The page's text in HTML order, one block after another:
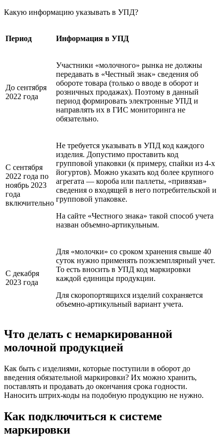
Какую информацию указывать в УПД?
Период Информация в УПД
До сентября
2022 года
Участники «молочного» рынка не должны
передавать в «Честный знак» сведения об
обороте товара (только о вводе в оборот и
розничных продажах). Поэтому в данный
период формировать электронные УПД и
направлять их в ГИС мониторинга не
обязательно.
С сентября
2022 года по
ноябрь 2023
года
включительно
Не требуется указывать в УПД код каждого
изделия. Допустимо проставить код
групповой упаковки (к примеру, спайки из 4-х
йогуртов). Можно указать код более крупного
агрегата — короба или паллеты, «привязав»
сведения о входящей в него потребительской и
групповой упаковке.
На сайте «Честного знака» такой способ учета
назван объемно-артикульным.
С декабря
2023 года
Для «молочки» со сроком хранения свыше 40
суток нужно применять поэкземплярный учет.
То есть вносить в УПД код маркировки
каждой единицы продукции.
Для скоропортящихся изделий сохраняется
объемно-артикульный вариант учета.
Что делать с немаркированной
молочной продукцией
Как быть с изделиями, которые поступили в оборот до
введения обязательной маркировки? Их можно хранить,
поставлять и продавать до окончания срока годности.
Наносить штрих-коды на подобную продукцию не нужно.
Как подключиться к системе
маркировки